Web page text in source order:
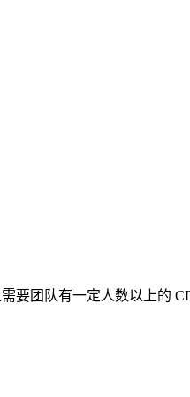
要团队有一定人数以上的